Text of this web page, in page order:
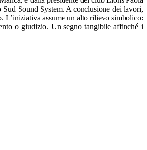
Sound System. A conclusione dei lavori,
L’iniziativa assume un alto rilievo simbolico:
o giudizio. Un segno tangibile affinché i